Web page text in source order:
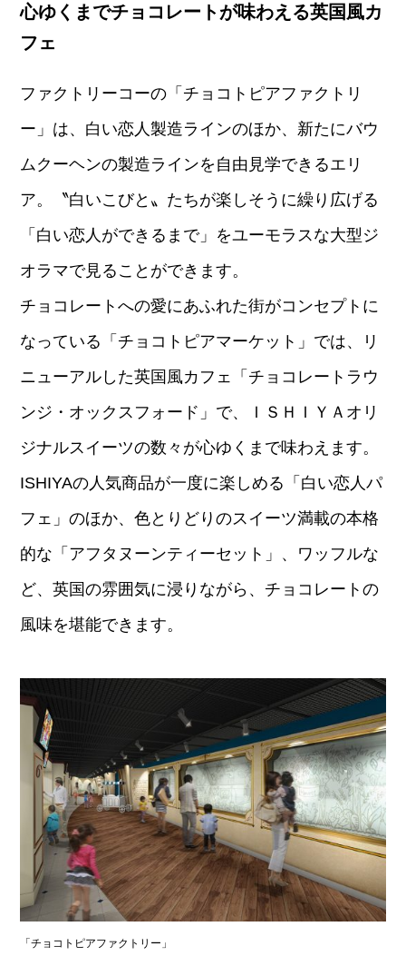
心ゆくまでチョコレートが味わえる英国風カ
フェ
ファクトリーコーの「チョコトピアファクトリ
ー」は、白い恋人製造ラインのほか、新たにバウ
ムクーヘンの製造ラインを自由見学できるエリ
ア。〝白いこびと〟たちが楽しそうに繰り広げる
「白い恋人ができるまで」をユーモラスな大型ジ
オラマで見ることができます。
チョコレートへの愛にあふれた街がコンセプトに
なっている「チョコトピアマーケット」では、リ
ニューアルした英国風カフェ「チョコレートラウ
ンジ・オックスフォード」で、ＩＳＨＩＹＡオリ
ジナルスイーツの数々が心ゆくまで味わえます。
ISHIYAの人気商品が一度に楽しめる「白い恋人パ
フェ」のほか、色とりどりのスイーツ満載の本格
的な「アフタヌーンティーセット」、ワッフルな
ど、英国の雰囲気に浸りながら、チョコレートの
風味を堪能できます。
「チョコトピアファクトリー」